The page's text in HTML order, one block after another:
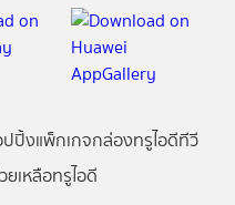
ปิ้งแพ็กเกจกล่องทรูไอดีทีวี
ยเหลือทรูไอดี